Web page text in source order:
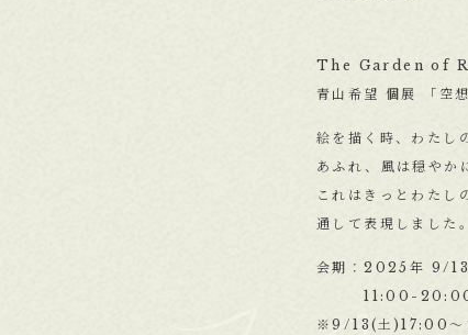
The Garden of
青山希望 個展 「空想
絵を描く時、わたし
あふれ、風は穏やか
これはきっとわたし
通して表現しました
会期：2025年 9/
11:00-20:00（
※9/13(土)17:00〜さ